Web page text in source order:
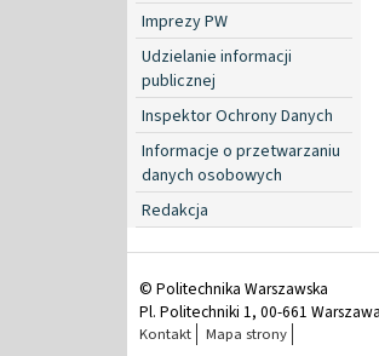
Imprezy PW
Udzielanie informacji
publicznej
Inspektor Ochrony Danych
Informacje o przetwarzaniu
danych osobowych
Redakcja
© Politechnika Warszawska
Pl. Politechniki 1, 00-661
Kontakt Mapa strony